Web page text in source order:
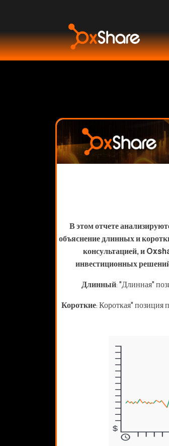
В этом отчете
объяснение длинных и
консультацией, и
инвестиционных
Длинный: "Длинная"
Короткие: Короткая" позиция